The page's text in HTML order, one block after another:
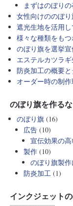
まずはのぼり
女性向けののぼ
遮光生地を活用
様々な種類をも
のぼり旗を選挙
エステルカツラ
防炎加工の概要
オーダー時の制
のぼり旗を作る
のぼり旗 (16)
広告 (10)
宣伝効果の
製作 (10)
のぼり旗製
防炎加工 (1)
インクジェット